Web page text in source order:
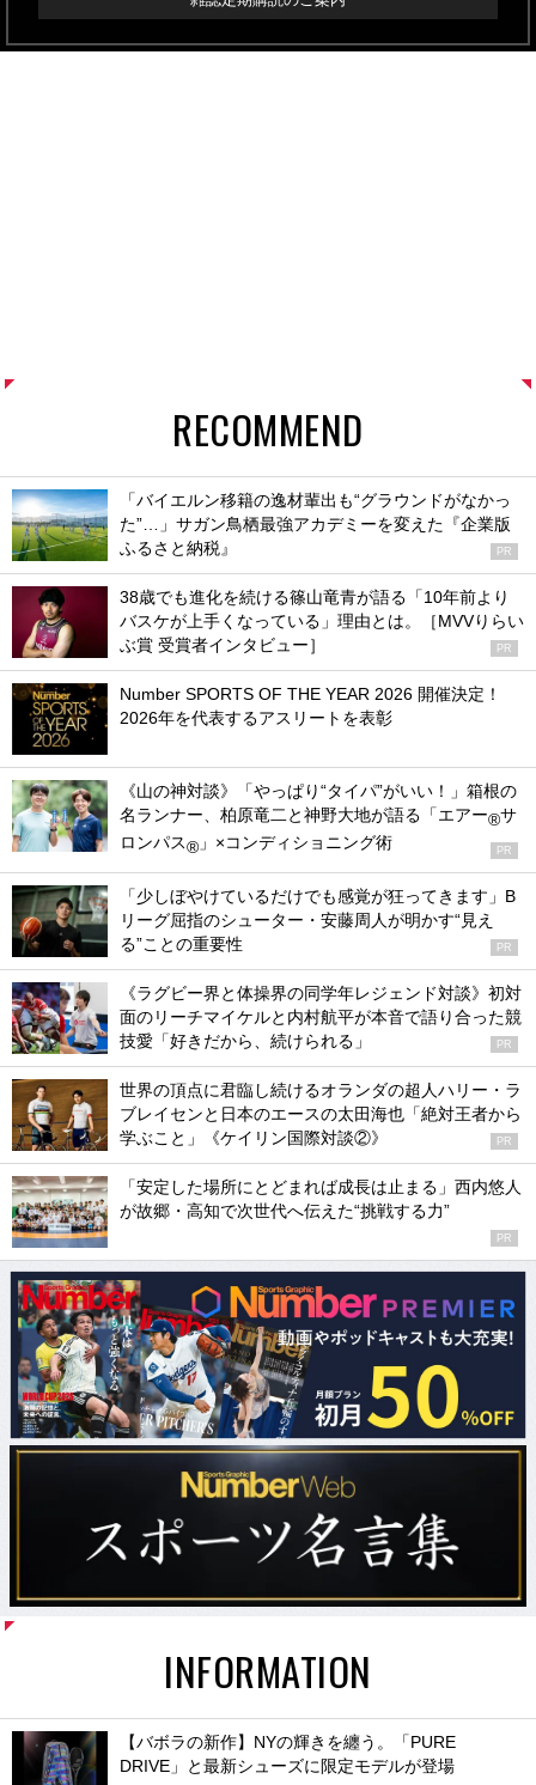
RECOMMEND
「バイエルン移籍の逸材輩出も“グラウンドがなかっ
た”…」サガン鳥栖最強アカデミーを変えた『企業版
ふるさと納税』
PR
38歳でも進化を続ける篠山竜青が語る「10年前より
バスケが上手くなっている」理由とは。［MVVりらい
ぶ賞 受賞者インタビュー］
PR
Number SPORTS OF THE YEAR 2026 開催決定！
2026年を代表するアスリートを表彰
《山の神対談》「やっぱり“タイパ”がいい！」箱根の
名ランナー、柏原竜二と神野大地が語る「エアー®サ
ロンパス® 」×コンディショニング術 PR
「少しぼやけているだけでも感覚が狂ってきます」B
リーグ屈指のシューター・安藤周人が明かす“見え
る”ことの重要性
PR
《ラグビー界と体操界の同学年レジェンド対談》初対
面のリーチマイケルと内村航平が本音で語り合った競
技愛「好きだから、続けられる」
PR
世界の頂点に君臨し続けるオランダの超人ハリー・ラ
ブレイセンと日本のエースの太田海也「絶対王者から
学ぶこと」《ケイリン国際対談②》
PR
「安定した場所にとどまれば成長は止まる」西内悠人
が故郷・高知で次世代へ伝えた“挑戦する力”
PR
INFORMATION
【バボラの新作】NYの輝きを纏う。「PURE
DRIVE」と最新シューズに限定モデルが登場